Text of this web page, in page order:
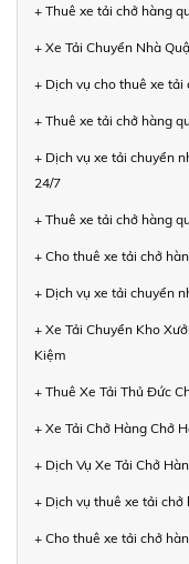
+ Thuê xe tải chở hàng
+ Xe Tải Chuyển Nhà
+ Dịch vụ cho thuê xe tải
+ Thuê xe tải chở hàng
+ Dịch vụ xe tải chuyển
24/7
+ Thuê xe tải chở hàng
+ Cho thuê xe tải chở
+ Dịch vụ xe tải chuyển
+ Xe Tải Chuyển Kho
Kiệm
+ Thuê Xe Tải Thủ Đức
+ Xe Tải Chở Hàng Chở
+ Dịch Vụ Xe Tải Chở
+ Dịch vụ thuê xe tải
+ Cho thuê xe tải chở